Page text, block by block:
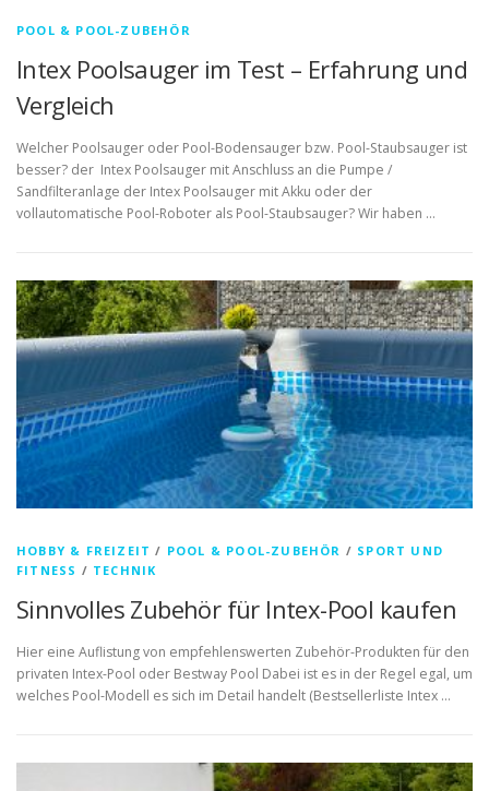
POOL & POOL-ZUBEHÖR
Intex Poolsauger im Test – Erfahrung und
Vergleich
Welcher Poolsauger oder Pool-Bodensauger bzw. Pool-Staubsauger ist
besser? der Intex Poolsauger mit Anschluss an die Pumpe /
Sandfilteranlage der Intex Poolsauger mit Akku oder der
vollautomatische Pool-Roboter als Pool-Staubsauger? Wir haben …
HOBBY & FREIZEIT / POOL & POOL-ZUBEHÖR / SPORT UND
FITNESS / TECHNIK
Sinnvolles Zubehör für Intex-Pool kaufen
Hier eine Auflistung von empfehlenswerten Zubehör-Produkten für den
privaten Intex-Pool oder Bestway Pool Dabei ist es in der Regel egal, um
welches Pool-Modell es sich im Detail handelt (Bestsellerliste Intex …